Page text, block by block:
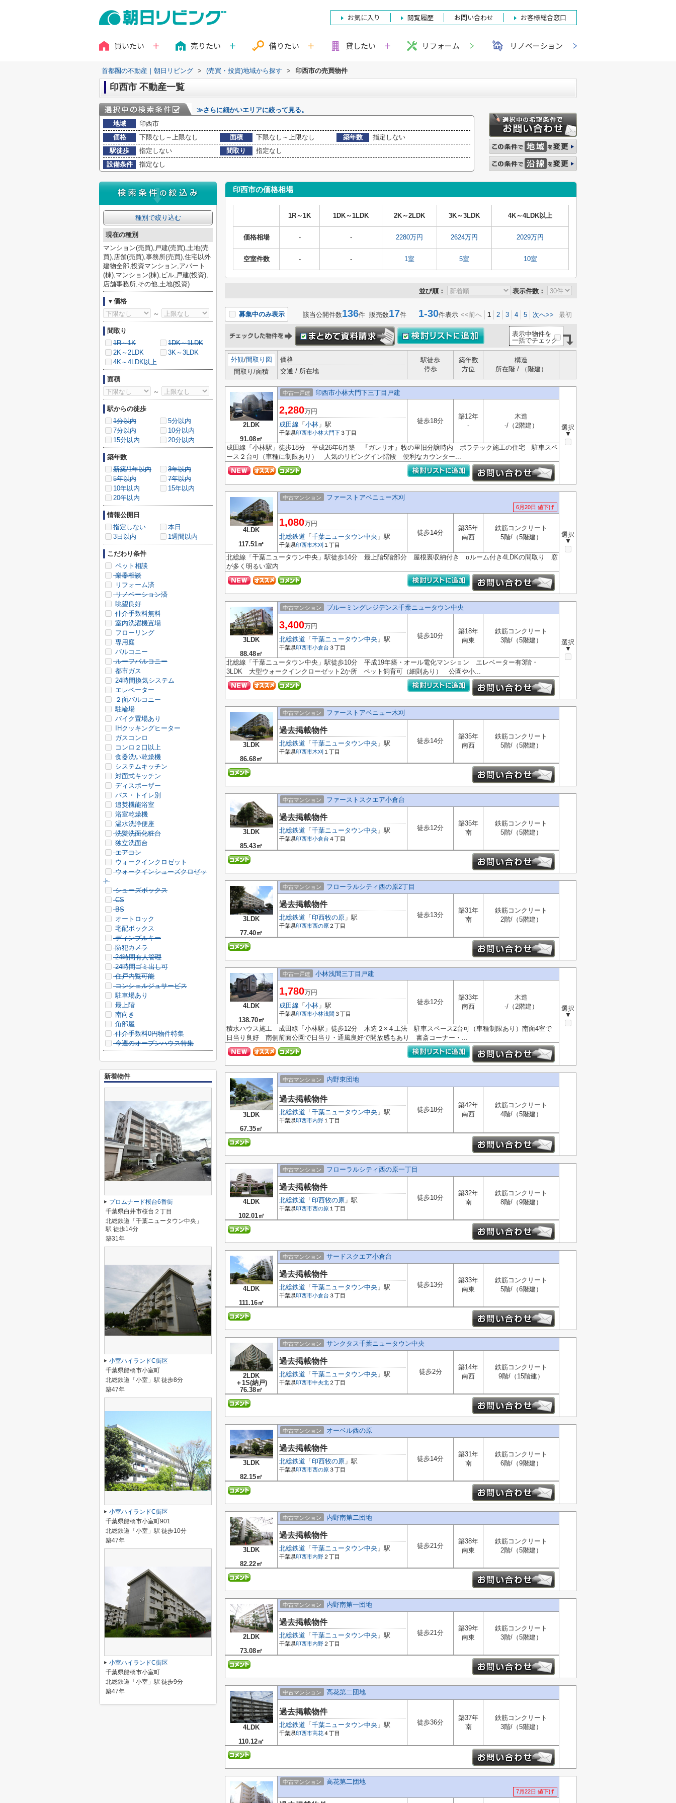
お気に入り 閲覧履歴 お問い合わせ お客様総合窓口
買いたい 売りたい 借りたい 貸したい リフォーム リノベーション
首都圏の不動産｜朝日リビング > (売買・投資)地域から探す > 印西市の売買物件
印西市 不動産一覧
≫さらに細かいエリアに絞って見る。
地域
印西市
価格
下限なし～上限なし 面積 下限なし～上限なし 築年数
指定しない
駅徒歩
指定しない 間取り
指定なし
設備条件
指定なし
印西市の価格相場
1R～1K 1DK～1LDK 2K～2LDK 3K～3LDK 4K～4LDK以上
価格相場 - - 2280万円 2624万円 2029万円
空室件数 - - 1室 5室 10室
並び順： 表示件数：
募集中のみ表示 該当公開件数136件 販売数17件 1-30件表示 <<前へ 1 2 3 4 5 次へ>> 最初
表示中物件を
一括でチェック
外観/間取り図
間取り/面積
価格
交通 / 所在地
駅徒歩
停歩
築年数
方位
構造
所在階 / （階建）
2LDK
91.08㎡
中古一戸建 印西市小林大門下三丁目戸建
選択
▼
2,280万円
成田線 「 小林 」駅
千葉県印西市小林大門下３丁目
徒歩18分
築12年
-
木造
-/（2階建）
成田線「小林駅」徒歩18分 平成26年6月築 『ガレリオ』牧の里旧分譲時内 ポラテック施工の住宅 駐車スペ
ース２台可（車種に制限あり） 人気のリビングイン階段 便利なカウンター...
4LDK
117.51㎡
中古マンション ファーストアベニュー木刈
6月20日 値下げ
選択
▼
1,080万円
北総鉄道 「 千葉ニュータウン中央 」駅
千葉県印西市木刈 １丁目
徒歩14分
築35年
南西
鉄筋コンクリート
5階/（5階建）
北総線「千葉ニュータウン中央」駅徒歩14分 最上階5階部分 屋根裏収納付き αルーム付き4LDKの間取り 窓
が多く明るい室内
3LDK
88.48㎡
中古マンション ブルーミングレジデンス千葉ニュータウン中央
選択
▼
3,400万円
北総鉄道 「 千葉ニュータウン中央 」駅
千葉県印西市小倉台 ３丁目
徒歩10分
築18年
南東
鉄筋コンクリート
3階/（5階建）
北総線「千葉ニュータウン中央」駅徒歩10分 平成19年築・オール電化マンション エレベーター有3階・
3LDK 大型ウォークインクローゼット2か所 ペット飼育可（細則あり） 公園や小...
3LDK
86.68㎡
中古マンション ファーストアベニュー木刈
過去掲載物件
北総鉄道 「 千葉ニュータウン中央 」駅
千葉県印西市木刈 １丁目
徒歩14分
築35年
南西
鉄筋コンクリート
5階/（5階建）
3LDK
85.43㎡
中古マンション ファーストスクエア小倉台
過去掲載物件
北総鉄道 「 千葉ニュータウン中央 」駅
千葉県印西市小倉台 ４丁目
徒歩12分
築35年
南
鉄筋コンクリート
5階/（5階建）
3LDK
77.40㎡
中古マンション フローラルシティ西の原2丁目
過去掲載物件
北総鉄道 「 印西牧の原 」駅
千葉県印西市西の原 ２丁目
徒歩13分
築31年
南
鉄筋コンクリート
2階/（5階建）
4LDK
138.70㎡
中古一戸建 小林浅間三丁目戸建
選択
▼
1,780万円
成田線 「 小林 」駅
千葉県印西市小林浅間 ３丁目
徒歩12分
築33年
南西
木造
-/（2階建）
積水ハウス施工 成田線「小林駅」徒歩12分 木造２×４工法 駐車スペース2台可（車種制限あり）南面4室で
日当り良好 南側前面公園で日当り・通風良好で開放感もあり 書斎コーナー・...
3LDK
67.35㎡
中古マンション 内野東団地
過去掲載物件
北総鉄道 「 千葉ニュータウン中央 」駅
千葉県印西市内野 １丁目
徒歩18分
築42年
南西
鉄筋コンクリート
4階/（5階建）
4LDK
102.01㎡
中古マンション フローラルシティ西の原一丁目
過去掲載物件
北総鉄道 「 印西牧の原 」駅
千葉県印西市西の原 １丁目
徒歩10分
築32年
南
鉄筋コンクリート
8階/（9階建）
4LDK
111.16㎡
中古マンション サードスクエア小倉台
過去掲載物件
北総鉄道 「 千葉ニュータウン中央 」駅
千葉県印西市小倉台 ３丁目
徒歩13分
築33年
南東
鉄筋コンクリート
5階/（6階建）
2LDK
＋1S(納戸)
76.38㎡
中古マンション サンクタス千葉ニュータウン中央
過去掲載物件
北総鉄道 「 千葉ニュータウン中央 」駅
千葉県印西市中央北 ２丁目
徒歩2分
築14年
南西
鉄筋コンクリート
9階/（15階建）
3LDK
82.15㎡
中古マンション オーベル西の原
過去掲載物件
北総鉄道 「 印西牧の原 」駅
千葉県印西市西の原 ３丁目
徒歩14分
築31年
南
鉄筋コンクリート
6階/（9階建）
3LDK
82.22㎡
中古マンション 内野南第二団地
過去掲載物件
北総鉄道 「 千葉ニュータウン中央 」駅
千葉県印西市内野 ２丁目
徒歩21分
築38年
南東
鉄筋コンクリート
2階/（5階建）
2LDK
73.08㎡
中古マンション 内野南第一団地
過去掲載物件
北総鉄道 「 千葉ニュータウン中央 」駅
千葉県印西市内野 ２丁目
徒歩21分
築39年
南東
鉄筋コンクリート
3階/（5階建）
4LDK
110.12㎡
中古マンション 高花第二団地
過去掲載物件
北総鉄道 「 千葉ニュータウン中央 」駅
千葉県印西市高花４丁目
徒歩36分
築37年
南
鉄筋コンクリート
3階/（5階建）
中古マンション 高花第二団地
7月22日 値下げ
種別で絞り込む
現在の種別
マンション(売買),戸建(売買),土地(売
買),店舗(売買),事務所(売買),住宅以外
建物全部,投資マンション,アパート
(棟),マンション(棟),ビル,戸建(投資),
店舗事務所,その他,土地(投資)
▼価格
～
間取り
1R～1K
1DK～1LDK
2K～2LDK
3K～3LDK
4K～4LDK以上
面積
～
駅からの徒歩
1分以内
5分以内
7分以内
10分以内
15分以内
20分以内
築年数
新築/1年以内
3年以内
5年以内
7年以内
10年以内
15年以内
20年以内
情報公開日
指定しない
本日
3日以内
1週間以内
こだわり条件
ペット相談
楽器相談
リフォーム済
リノベーション済
眺望良好
仲介手数料無料
室内洗濯機置場
フローリング
専用庭
バルコニー
ルーフバルコニー
都市ガス
24時間換気システム
エレベーター
２面バルコニー
駐輪場
バイク置場あり
IHクッキングヒーター
ガスコンロ
コンロ２口以上
食器洗い乾燥機
システムキッチン
対面式キッチン
ディスポーザー
バス・トイレ別
追焚機能浴室
浴室乾燥機
温水洗浄便座
洗髪洗面化粧台
独立洗面台
エアコン
ウォークインクロゼット
ウォークインシューズクロゼッ
ト
シューズボックス
CS
BS
オートロック
宅配ボックス
ディンプルキー
防犯カメラ
24時間有人管理
24時間ゴミ出し可
住戸内覧可能
コンシェルジュサービス
駐車場あり
最上階
南向き
角部屋
仲介手数料0円物件特集
今週のオープンハウス特集
新着物件
プロムナード桜台6番街
千葉県白井市桜台２丁目
北総鉄道「千葉ニュータウン中央」
駅 徒歩14分
築31年
小室ハイランドC街区
千葉県船橋市小室町
北総鉄道「小室」駅 徒歩8分
築47年
小室ハイランドC街区
千葉県船橋市小室町901
北総鉄道「小室」駅 徒歩10分
築47年
小室ハイランドC街区
千葉県船橋市小室町
北総鉄道「小室」駅 徒歩9分
築47年